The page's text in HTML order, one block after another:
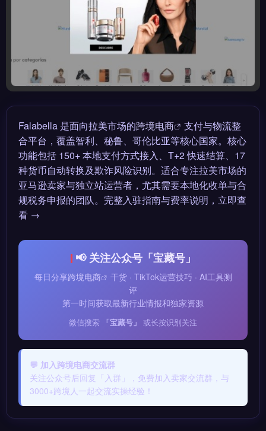
Falabella 是面向拉美市场的跨境电商
支付与物流整
合平台，覆盖智利、秘鲁、哥伦比亚等核心国家。核心
功能包括 150+ 本地支付方式接入、T+2 快速结算、17
种货币自动转换及欺诈风险识别。适合专注拉美市场的
亚马逊卖家与独立站运营者，尤其需要本地化收单与合
规税务申报的团队。完整入驻指南与费率说明，立即查
看 →
📢 关注公众号「宝藏号」
每日分享跨境电商
干货 · TikTok运营技巧 · AI工具测
评
第一时间获取最新行业情报和独家资源
微信搜索 「宝藏号」 或长按识别关注
💬 加入跨境电商交流群
关注公众号后回复「入群」，免费加入卖家交流群，与
3000+跨境人一起交流实操经验！